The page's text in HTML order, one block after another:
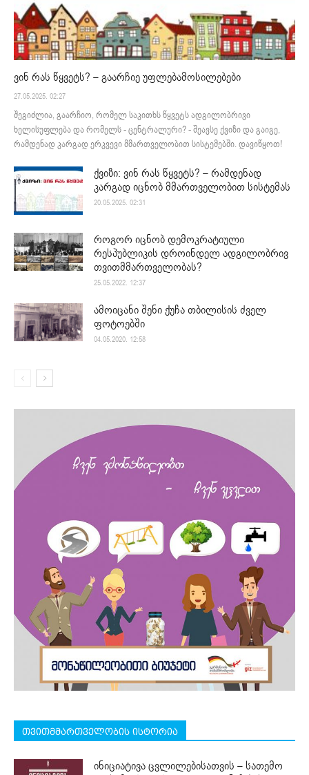
ვინ რას წყვეტს? – გაარჩიე უფლებამოსილებები
27.05.2025. 02:27
შეგიძლია, გაარჩიო, რომელ საკითხს წყვეტს ადგილობრივი
ხელისუფლება და რომელს - ცენტრალური? - შეავსე ქვიზი და გაიგე,
რამდენად კარგად ერკვევი მმართველობით სისტემებში. დავიწყოთ!
ქვიზი: ვინ რას წყვეტს? – რამდენად
კარგად იცნობ მმართველობით სისტემას
20.05.2025. 02:31
როგორ იცნობ დემოკრატიული
რესპუბლიკის დროინდელ ადგილობრივ
თვითმმართველობას?
25.05.2022. 12:37
ამოიცანი შენი ქუჩა თბილისის ძველ
ფოტოებში
04.05.2020. 12:58
თვითმმართველობის ისტორია
ინიციატივა ცვლილებისათვის – სათემო